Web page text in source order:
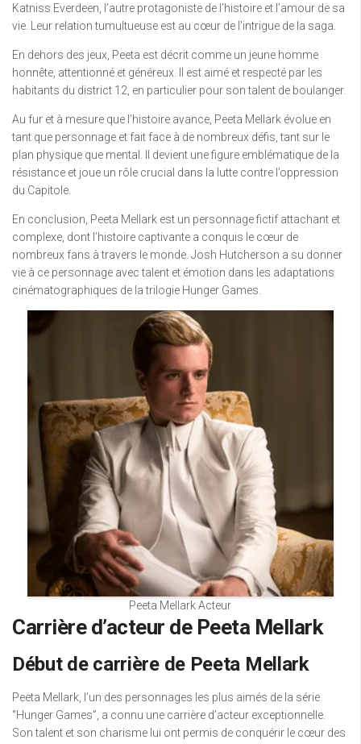
Katniss Everdeen, l’autre protagoniste de l’histoire et l’amour de sa
vie. Leur relation tumultueuse est au cœur de l’intrigue de la saga.
En dehors des jeux, Peeta est décrit comme un jeune homme
honnête, attentionné et généreux. Il est aimé et respecté par les
habitants du district 12, en particulier pour son talent de boulanger.
Au fur et à mesure que l’histoire avance, Peeta Mellark évolue en
tant que personnage et fait face à de nombreux défis, tant sur le
plan physique que mental. Il devient une figure emblématique de la
résistance et joue un rôle crucial dans la lutte contre l’oppression
du Capitole.
En conclusion, Peeta Mellark est un personnage fictif attachant et
complexe, dont l’histoire captivante a conquis le cœur de
nombreux fans à travers le monde. Josh Hutcherson a su donner
vie à ce personnage avec talent et émotion dans les adaptations
cinématographiques de la trilogie Hunger Games.
Peeta Mellark Acteur
Carrière d’acteur de Peeta Mellark
Début de carrière de Peeta Mellark
Peeta Mellark, l’un des personnages les plus aimés de la série
“Hunger Games”, a connu une carrière d’acteur exceptionnelle.
Son talent et son charisme lui ont permis de conquérir le cœur des